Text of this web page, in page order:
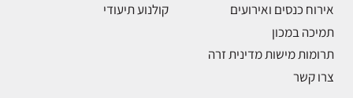
אירוח כנסים ואירועים
תמיכה במכון
תרומות מישות מדינית זרה
צרו קשר
קולנוע תיעודי